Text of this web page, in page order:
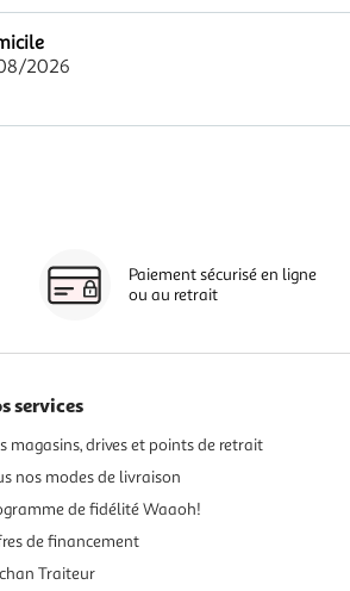
2026
Paiement sécurisé en ligne
ou au retrait
services
magasins, drives et points de retrait
nos modes de livraison
de fidélité Waaoh!
de financement
Traiteur